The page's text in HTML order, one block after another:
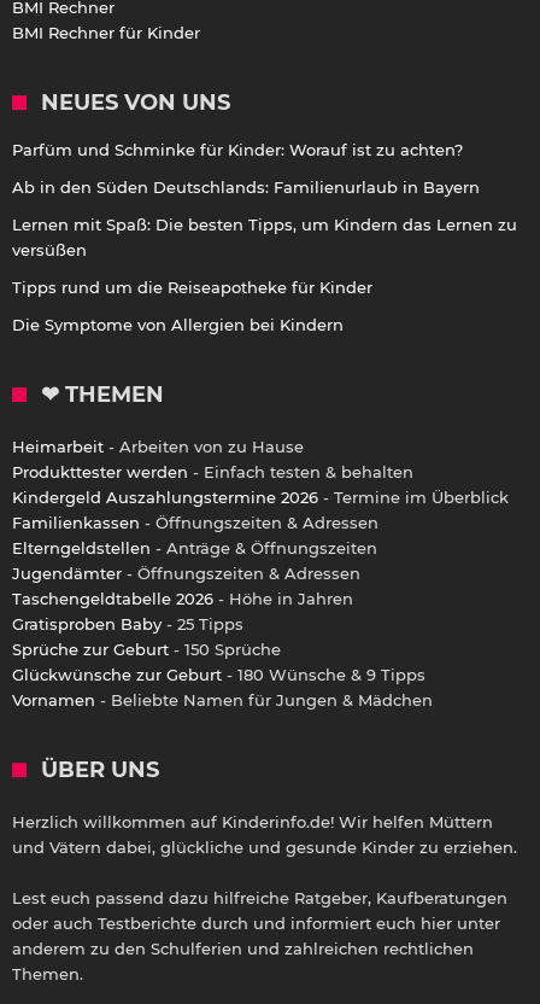
BMI Rechner
BMI Rechner für Kinder
NEUES VON UNS
Parfüm und Schminke für Kinder: Worauf ist zu achten?
Ab in den Süden Deutschlands: Familienurlaub in Bayern
Lernen mit Spaß: Die besten Tipps, um Kindern das Lernen zu
versüßen
Tipps rund um die Reiseapotheke für Kinder
Die Symptome von Allergien bei Kindern
❤ THEMEN
Heimarbeit - Arbeiten von zu Hause
Produkttester werden - Einfach testen & behalten
Kindergeld Auszahlungstermine 2026 - Termine im Überblick
Familienkassen - Öffnungszeiten & Adressen
Elterngeldstellen - Anträge & Öffnungszeiten
Jugendämter - Öffnungszeiten & Adressen
Taschengeldtabelle 2026 - Höhe in Jahren
Gratisproben Baby - 25 Tipps
Sprüche zur Geburt - 150 Sprüche
Glückwünsche zur Geburt - 180 Wünsche & 9 Tipps
Vornamen - Beliebte Namen für Jungen & Mädchen
ÜBER UNS
Herzlich willkommen auf Kinderinfo.de! Wir helfen Müttern
und Vätern dabei, glückliche und gesunde Kinder zu erziehen.
Lest euch passend dazu hilfreiche Ratgeber, Kaufberatungen
oder auch Testberichte durch und informiert euch hier unter
anderem zu den Schulferien und zahlreichen rechtlichen
Themen.